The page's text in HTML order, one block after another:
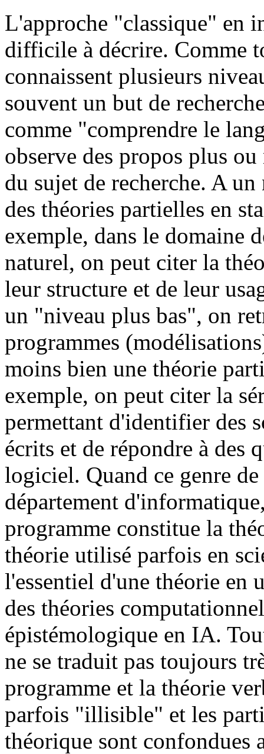
L'approche "classique" en
difficile à décrire. Comme
connaissent plusieurs
souvent un but de
comme "comprendre le
observe des propos plus
du sujet de recherche. A
des théories partielles en
exemple, dans le domaine
naturel, on peut citer la
leur structure et de leur
un "niveau plus bas", on
programmes
moins bien une théorie
exemple, on peut citer la
permettant d'identifier des
écrits et de répondre à des
logiciel. Quand ce genre
département
programme constitue la
théorie utilisé parfois en
l'essentiel d'une théorie en
des théories
épistémologique en IA.
ne se traduit pas toujours
programme et la théorie
parfois "illisible" et les
théorique sont confondues